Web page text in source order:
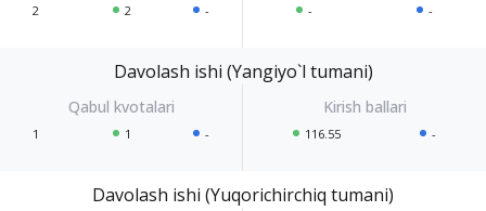
2 2 - - -
Davolash ishi (Yangiyo`l tumani)
1 1 - 116.55 -
Davolash ishi (Yuqorichirchiq tumani)